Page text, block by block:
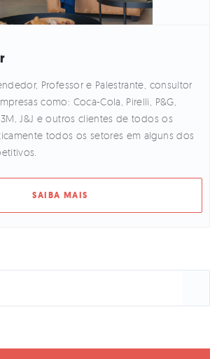
Professor e Palestrante, consultor
como: Coca-Cola, Pirelli, P&G,
3M, J&J e outros clientes de todos os
todos os setores em alguns dos
SAIBA MAIS